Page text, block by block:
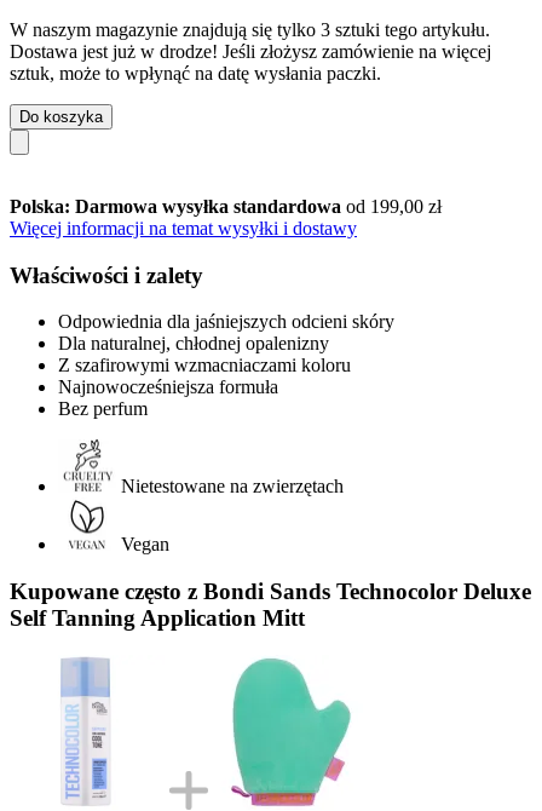
W naszym magazynie znajdują się tylko 3 sztuki tego artykułu.
Dostawa jest już w drodze! Jeśli złożysz zamówienie na więcej
sztuk, może to wpłynąć na datę wysłania paczki.
Do koszyka
Polska: Darmowa wysyłka standardowa od 199,00 zł
Więcej informacji na temat wysyłki i dostawy
Właściwości i zalety
Odpowiednia dla jaśniejszych odcieni skóry
Dla naturalnej, chłodnej opalenizny
Z szafirowymi wzmacniaczami koloru
Najnowocześniejsza formuła
Bez perfum
Nietestowane na zwierzętach
Vegan
Kupowane często z Bondi Sands Technocolor Deluxe
Self Tanning Application Mitt